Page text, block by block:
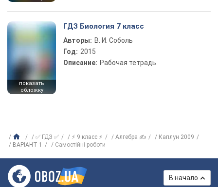
показать
обложку
ГДЗ Биология 7 класс
Авторы: В. И. Соболь
Год: 2015
Описание: Рабочая тетрадь
✅ ГДЗ ✅ ⚡ 9 класс ⚡ Алгебра ✍
Каплун 2009
ВАРІАНТ 1
Самостійні роботи
В начало